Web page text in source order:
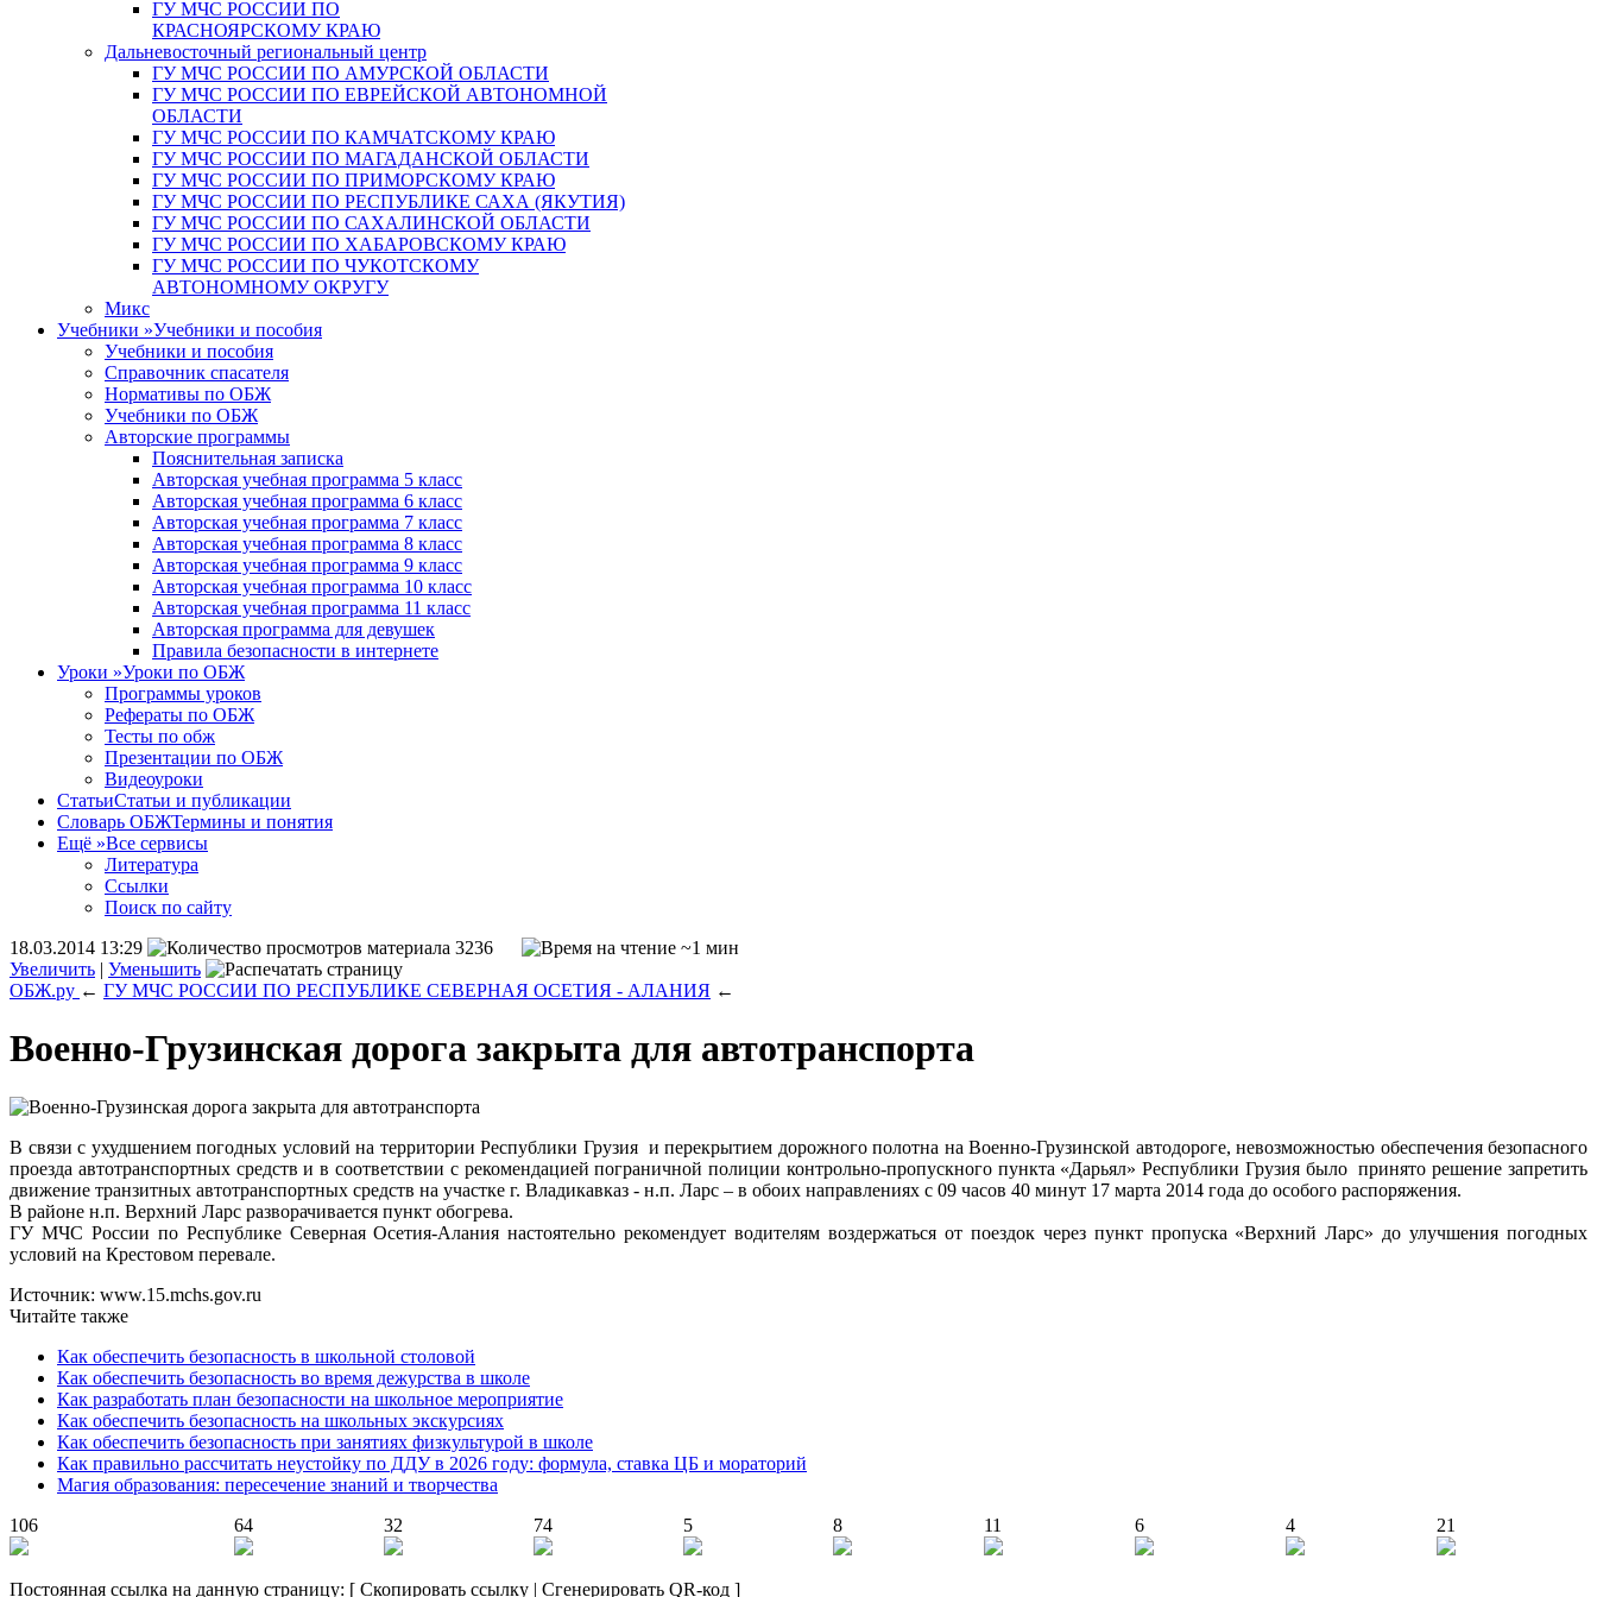
ГУ МЧС РОССИИ ПО
КРАСНОЯРСКОМУ КРАЮ
Дальневосточный региональный центр
ГУ МЧС РОССИИ ПО АМУРСКОЙ ОБЛАСТИ
ГУ МЧС РОССИИ ПО ЕВРЕЙСКОЙ АВТОНОМНОЙ
ОБЛАСТИ
ГУ МЧС РОССИИ ПО КАМЧАТСКОМУ КРАЮ
ГУ МЧС РОССИИ ПО МАГАДАНСКОЙ ОБЛАСТИ
ГУ МЧС РОССИИ ПО ПРИМОРСКОМУ КРАЮ
ГУ МЧС РОССИИ ПО РЕСПУБЛИКЕ САХА (ЯКУТИЯ)
ГУ МЧС РОССИИ ПО САХАЛИНСКОЙ ОБЛАСТИ
ГУ МЧС РОССИИ ПО ХАБАРОВСКОМУ КРАЮ
ГУ МЧС РОССИИ ПО ЧУКОТСКОМУ
АВТОНОМНОМУ ОКРУГУ
Микс
Учебники »Учебники и пособия
Учебники и пособия
Справочник спасателя
Нормативы по ОБЖ
Учебники по ОБЖ
Авторские программы
Пояснительная записка
Авторская учебная программа 5 класс
Авторская учебная программа 6 класс
Авторская учебная программа 7 класс
Авторская учебная программа 8 класс
Авторская учебная программа 9 класс
Авторская учебная программа 10 класс
Авторская учебная программа 11 класс
Авторская программа для девушек
Правила безопасности в интернете
Уроки »Уроки по ОБЖ
Программы уроков
Рефераты по ОБЖ
Тесты по обж
Презентации по ОБЖ
Видеоуроки
СтатьиСтатьи и публикации
Словарь ОБЖТермины и понятия
Ещё »Все сервисы
Литература
Ссылки
Поиск по сайту
18.03.2014 13:29
3236
~1 мин
Увеличить | Уменьшить
ОБЖ.ру ← ГУ МЧС РОССИИ ПО РЕСПУБЛИКЕ СЕВЕРНАЯ ОСЕТИЯ - АЛАНИЯ ←
Военно-Грузинская дорога закрыта для автотранспорта
В связи с ухудшением погодных условий на территории Республики Грузия и перекрытием дорожного полотна на Военно-Грузинской автодороге, невозможностью обеспечения безопасного
проезда автотранспортных средств и в соответствии с рекомендацией пограничной полиции контрольно-пропускного пункта «Дарьял» Республики Грузия было принято решение запретить
движение транзитных автотранспортных средств на участке г. Владикавказ - н.п. Ларс – в обоих направлениях с 09 часов 40 минут 17 марта 2014 года до особого распоряжения.
В районе н.п. Верхний Ларс разворачивается пункт обогрева.
ГУ МЧС России по Республике Северная Осетия-Алания настоятельно рекомендует водителям воздержаться от поездок через пункт пропуска «Верхний Ларс» до улучшения погодных
условий на Крестовом перевале.
Источник: www.15.mchs.gov.ru
Читайте также
Как обеспечить безопасность в школьной столовой
Как обеспечить безопасность во время дежурства в школе
Как разработать план безопасности на школьное мероприятие
Как обеспечить безопасность на школьных экскурсиях
Как обеспечить безопасность при занятиях физкультурой в школе
Как правильно рассчитать неустойку по ДДУ в 2026 году: формула, ставка ЦБ и мораторий
Магия образования: пересечение знаний и творчества
106
64 32 74 5 8 11 6 4 21
Постоянная ссылка на данную страницу: [ Скопировать ссылку | Сгенерировать QR-код ]